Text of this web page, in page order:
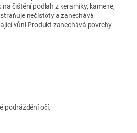
čištění podlah z keramiky, kamene,
nečistoty a zanechává
vůni Produkt zanechává povrchy
podráždění očí.